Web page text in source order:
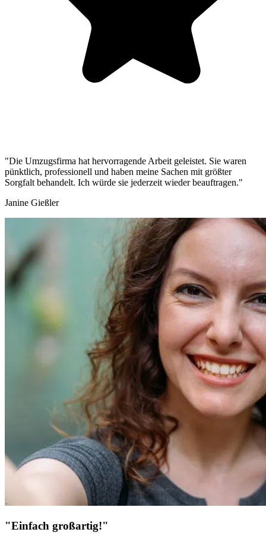
"Die Umzugsfirma hat hervorragende Arbeit geleistet. Sie waren
pünktlich, professionell und haben meine Sachen mit größter
Sorgfalt behandelt. Ich würde sie jederzeit wieder beauftragen."
Janine Gießler
"Einfach großartig!"